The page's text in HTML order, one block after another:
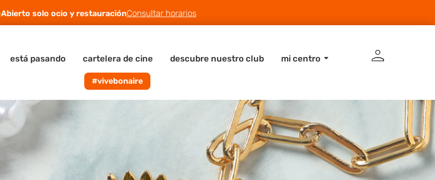
Abierto solo ocio y restauraciónConsultar horarios
está pasando cartelera de cine descubre nuestro club mi centro
#vivebonaire